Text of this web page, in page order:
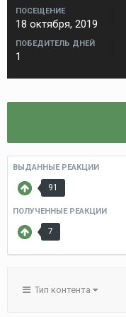
ПОСЕЩЕНИЕ
18 октября, 2019
ПОБЕДИТЕЛЬ ДНЕЙ
1
ВЫДАННЫЕ РЕАКЦИИ
91
ПОЛУЧЕННЫЕ РЕАКЦИИ
7
Тип контента